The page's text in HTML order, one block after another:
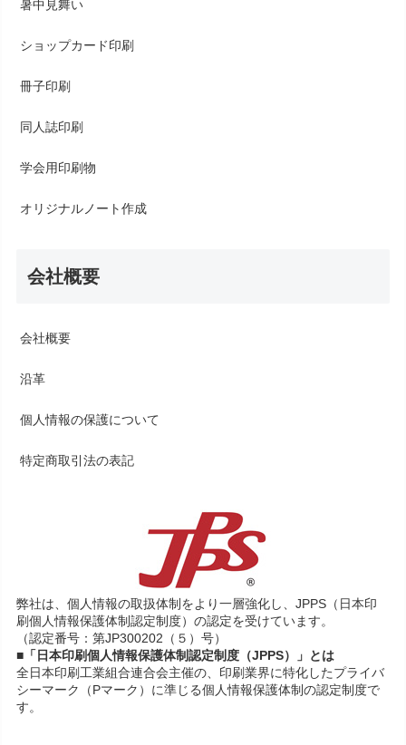
暑中見舞い
ショップカード印刷
冊子印刷
同人誌印刷
学会用印刷物
オリジナルノート作成
会社概要
会社概要
沿革
個人情報の保護について
特定商取引法の表記
弊社は、個人情報の取扱体制をより一層強化し、JPPS（日本印
刷個人情報保護体制認定制度）の認定を受けています。
（認定番号：第JP300202（５）号）
■「日本印刷個人情報保護体制認定制度（JPPS）」とは
全日本印刷工業組合連合会主催の、印刷業界に特化したプライバ
シーマーク（Pマーク）に準じる個人情報保護体制の認定制度で
す。